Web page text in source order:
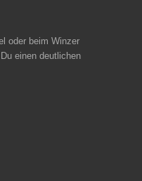
oder beim Winzer
einen deutlichen